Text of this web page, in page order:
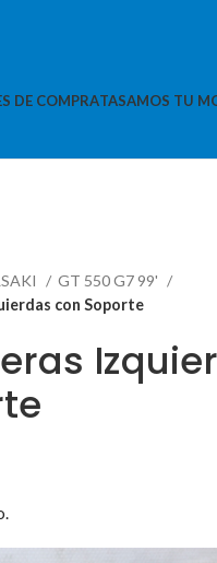
DE COMPRATASAMOS TU
GT 550 G7 99'
con Soporte